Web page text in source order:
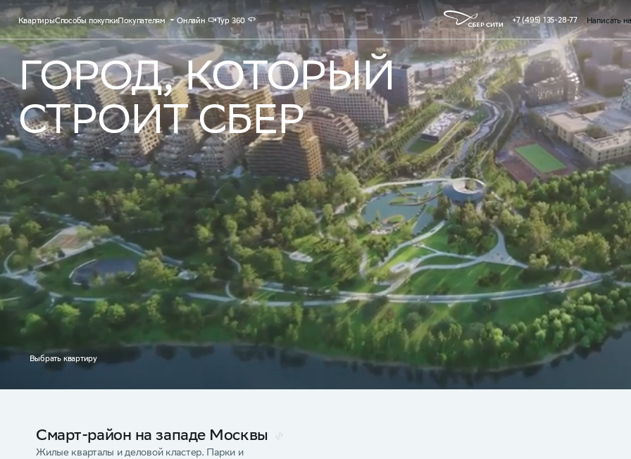
КвартирыСпособы покупкиПокупателям Онлайн Тур 360 +7 (495) 135-28-77 Написать
ГОРОД, КОТОРЫЙ
СТРОИТ СБЕР
Выбрать квартиру
Смарт-район на западе Москвы
Жилые кварталы и деловой кластер. Парки и